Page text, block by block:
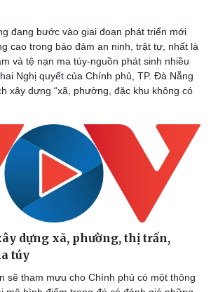
Ô tô - Xe máy
Ô tô
Xe máy
đang bước vào giai đoạn phát triển mới
cao trong bảo đảm an ninh, trật tự, nhất là
và tệ nạn ma túy-nguồn phát sinh nhiều
Nghị quyết của Chính phủ, TP. Đà Nẵng
xây dựng “xã, phường, đặc khu không có
dựng xã, phường, thị trấn,
túy
sẽ tham mưu cho Chính phủ có một thông